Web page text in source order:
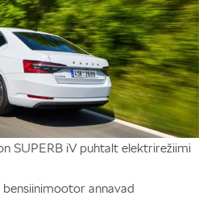
SUPERB iV puhtalt elektrirežiimi
annavad